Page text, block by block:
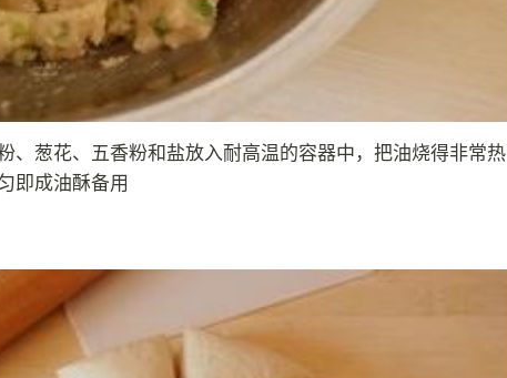
、葱花、五香粉和盐放入耐高温的容器中，把油烧得非常热
即成油酥备用